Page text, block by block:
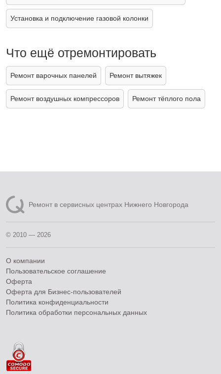
Установка и подключение газовой колонки
Что ещё отремонтировать
Ремонт варочных панелей Ремонт вытяжек
Ремонт воздушных компрессоров Ремонт тёплого пола
Ремонт в сервисных центрах Нижнего Новгорода
© 2010 — 2026
О компании
Пользовательское соглашение
Оферта
Оферта для Бизнес-пользователей
Политика конфиденциальности
Политика обработки персональных данных